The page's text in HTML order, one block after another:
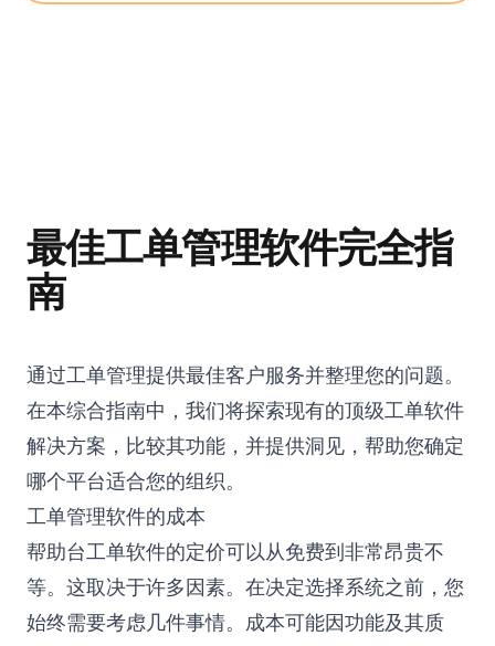
最佳工单管理软件完全指
南
通过工单管理提供最佳客户服务并整理您的问题。
在本综合指南中，我们将探索现有的顶级工单软件
解决方案，比较其功能，并提供洞见，帮助您确定
哪个平台适合您的组织。
工单管理软件的成本
帮助台工单软件的定价可以从免费到非常昂贵不
等。这取决于许多因素。在决定选择系统之前，您
始终需要考虑几件事情。成本可能因功能及其质